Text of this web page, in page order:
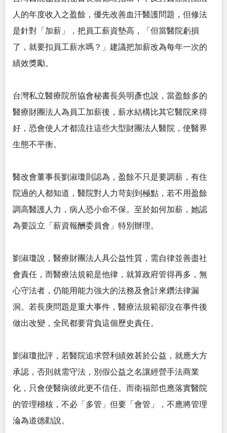
人的年度收入之盈餘，優先改善血汗醫護問題，但修法
是針對「加薪」，把員工薪資墊高，「但當醫院虧損
了，就要扣員工薪水嗎？」建議把加薪改為每年一次的
績效獎勵。
台灣私立醫療院所協會秘書長吳明彥也說，當盈餘多的
醫療財團法人為員工加薪後，薪水結構比其它醫院來得
好，恐會使人才都流往這些大型財團法人醫院，使醫界
生態不平衡。
醫改會董事長劉淑瓊則認為，盈餘不只是要調薪，有住
院過的人都知道，醫院對人力苛刻到極點，若不用盈餘
調高醫護人力，病人恐小命不保。至於如何加薪，她認
為要設立「薪資報酬委員會」特別辦理。
劉淑瓊說，醫療財團法人具公益性質，需自律並善盡社
會責任，而醫療法規範是他律，就算政府管得再多，無
心守法者，仍能用能力強大的法務及會計來鑽法律漏
洞。若長庚問題是重大事件，醫療法規範卻沒在事件後
做出改變，全民都要背負這個歷史責任。
劉淑瓊批評，若醫院追求營利績效甚於公益，就應大方
承認，否則就需守法，別假公益之名讓經營手法商業
化，只會使醫病彼此更不信任。而衛福部也應落實醫院
的管理稽核，不必「多管」但要「會管」，不應將管理
淪為道德勸說。